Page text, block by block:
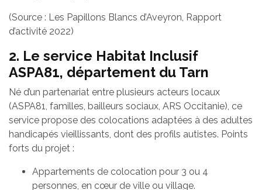
(Source : Les Papillons Blancs d’Aveyron, Rapport
d’activité 2022)
2. Le service Habitat Inclusif
ASPA81, département du Tarn
Né d’un partenariat entre plusieurs acteurs locaux
(ASPA81, familles, bailleurs sociaux, ARS Occitanie), ce
service propose des colocations adaptées à des adultes
handicapés vieillissants, dont des profils autistes. Points
forts du projet :
Appartements de colocation pour 3 ou 4
personnes, en cœur de ville ou village.